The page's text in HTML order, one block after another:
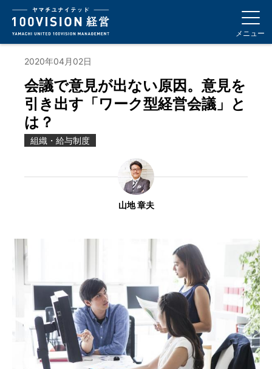
メニュー
2020年04月02日
会議で意見が出ない原因。意見を
引き出す「ワーク型経営会議」と
は？
組織・給与制度
山地 章夫